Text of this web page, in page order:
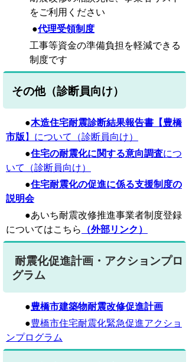
をご利用ください
●代理受領制度
工事等資金の準備負担を軽減できる
制度です
その他（診断員向け）
●木造住宅耐震診断結果報告書【豊橋
市版 】について（診断員向け）
●住宅の耐震化に関する意向調査につ
いて（診断員向け）
●住宅耐震化の促進に係る支援制度の
説明会
●あいち耐震改修推進事業者制度登録
についてはこちら
（外部リンク）
耐震化促進計画・アクションプロ
グラム
●豊橋市建築物耐震改修促進計画
●豊橋市住宅耐震化緊急促進アクショ
ンプログラム